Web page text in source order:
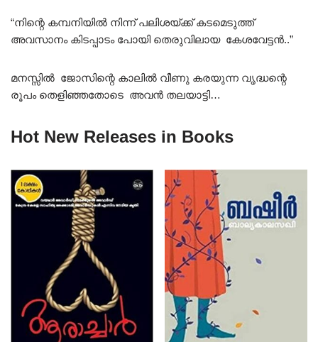
“നിന്റെ കമ്പനിയിൽ നിന്ന് പലിശയ്ക്ക് കടമെടുത്ത്
അവസാനം കിടപ്പാടം പോയി തെരുവിലായ കേശവേട്ടൻ..”
മനസ്സിൽ ജോസിന്റെ കാലിൽ വീണു കരയുന്ന വൃദ്ധന്റെ
രൂപം തെളിഞ്ഞതോടെ അവൻ തലയാട്ടി…
Hot New Releases in Books